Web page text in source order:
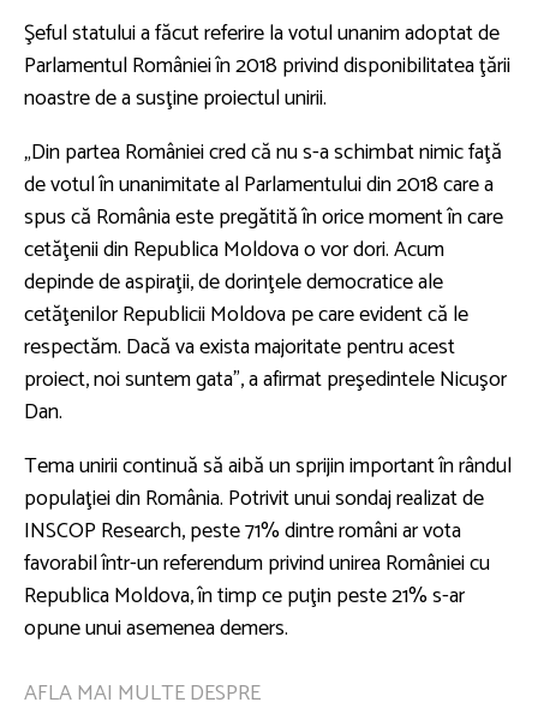
Şeful statului a făcut referire la votul unanim adoptat de
Parlamentul României în 2018 privind disponibilitatea ţării
noastre de a susţine proiectul unirii.
„Din partea României cred că nu s-a schimbat nimic faţă
de votul în unanimitate al Parlamentului din 2018 care a
spus că România este pregătită în orice moment în care
cetăţenii din Republica Moldova o vor dori. Acum
depinde de aspiraţii, de dorinţele democratice ale
cetăţenilor Republicii Moldova pe care evident că le
respectăm. Dacă va exista majoritate pentru acest
proiect, noi suntem gata”, a afirmat preşedintele Nicuşor
Dan.
Tema unirii continuă să aibă un sprijin important în rândul
populaţiei din România. Potrivit unui sondaj realizat de
INSCOP Research, peste 71% dintre români ar vota
favorabil într-un referendum privind unirea României cu
Republica Moldova, în timp ce puţin peste 21% s-ar
opune unui asemenea demers.
AFLA MAI MULTE DESPRE